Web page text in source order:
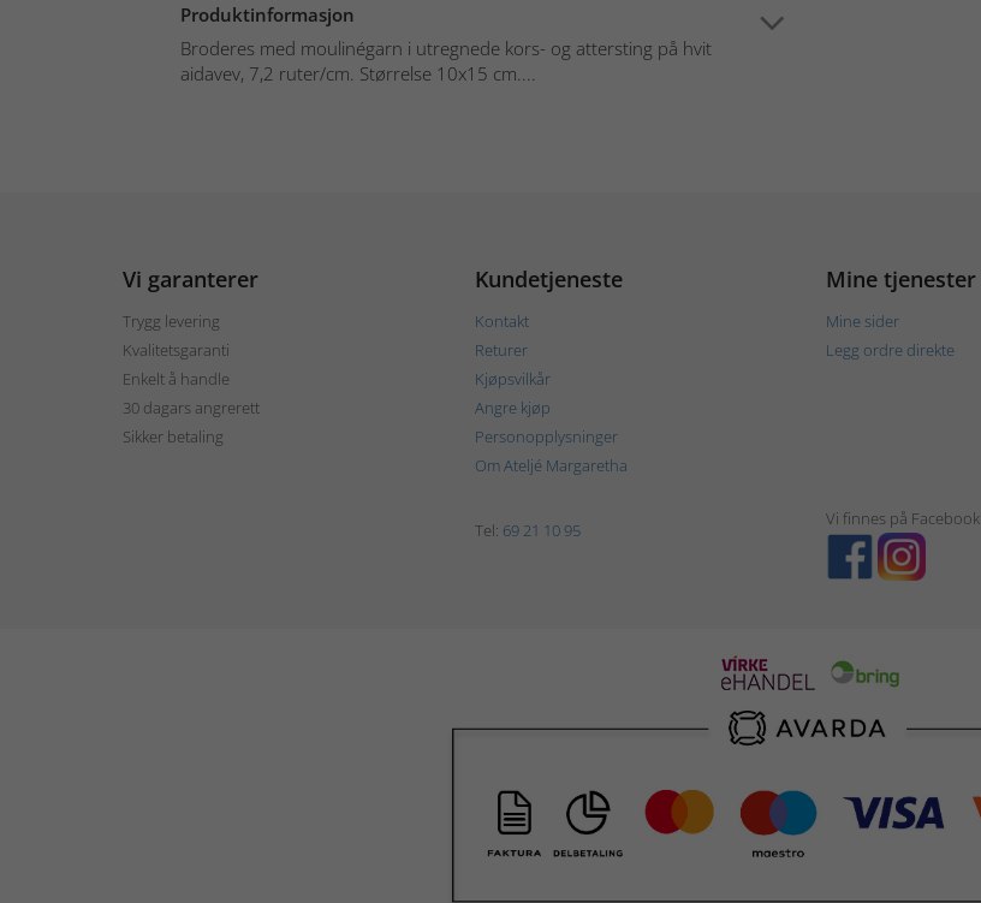
Produktinformasjon
Broderes med moulinégarn i utregnede kors- og attersting på hvit
aidavev, 7,2 ruter/cm. Størrelse 10x15 cm....
Vi garanterer
Trygg levering
Kvalitetsgaranti
Enkelt å handle
30 dagars angrerett
Sikker betaling
Kundetjeneste
Kontakt
Returer
Kjøpsvilkår
Angre kjøp
Personopplysninger
Om Ateljé Margaretha
Mine tjenester
Mine sider
Legg ordre direkte
Tel: 69 21 10 95
Vi finnes på Facebook